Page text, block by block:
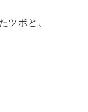
ツボと、